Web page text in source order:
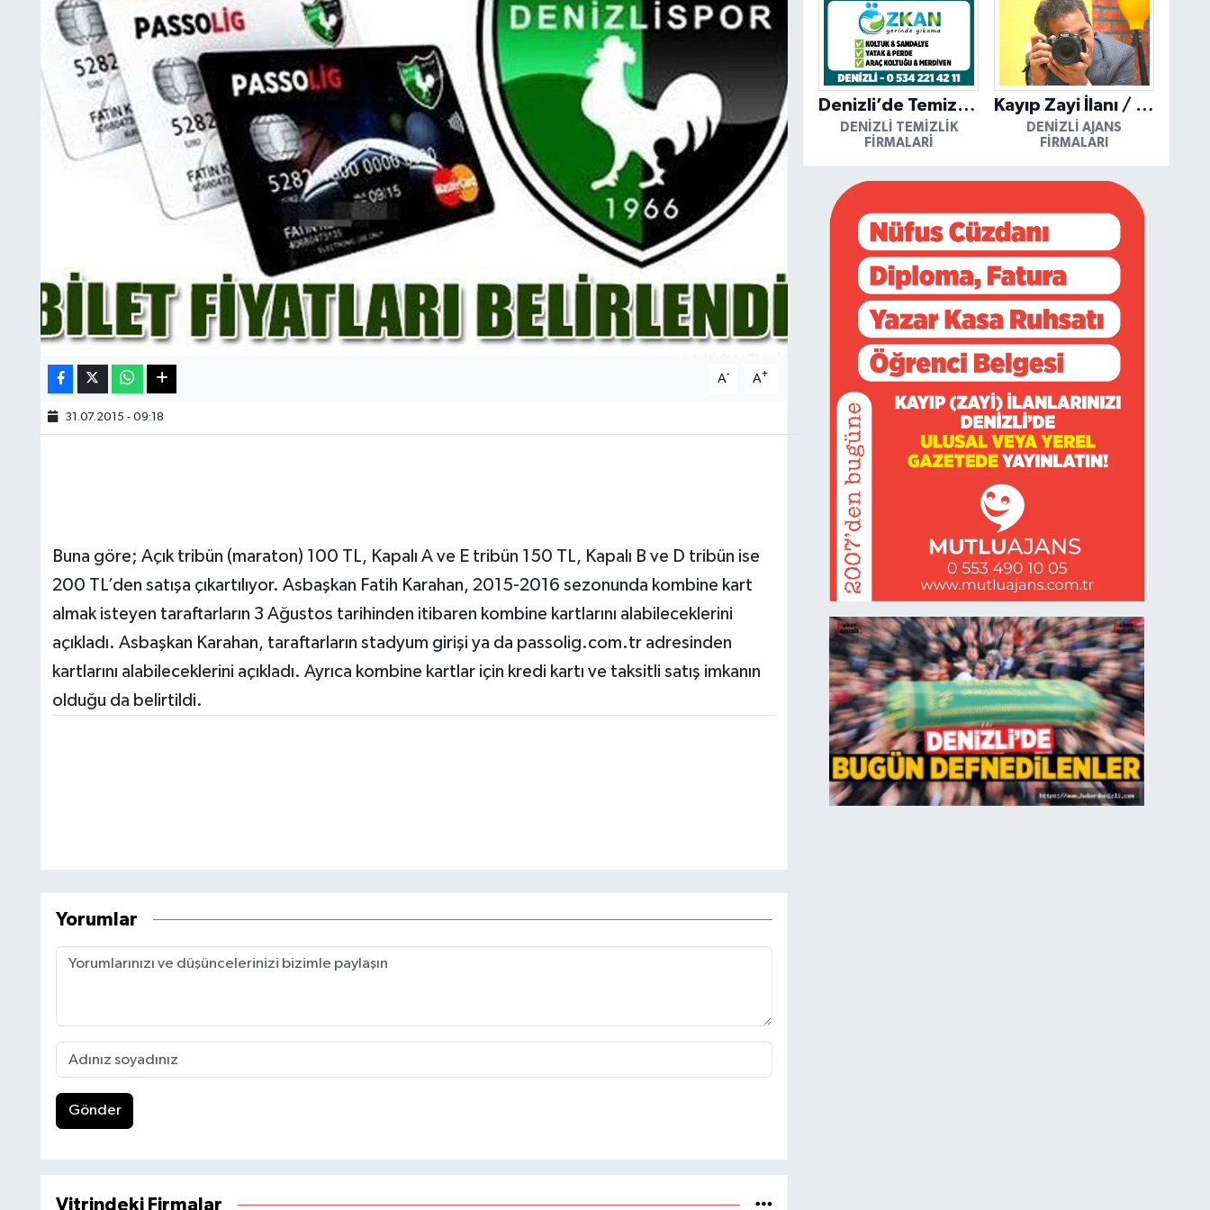
A- A+
31.07.2015 - 09:18
Buna göre; Açık tribün (maraton) 100 TL, Kapalı A ve E tribün 150 TL, Kapalı B ve D tribün ise
200 TL’den satışa çıkartılıyor. Asbaşkan Fatih Karahan, 2015-2016 sezonunda kombine kart
almak isteyen taraftarların 3 Ağustos tarihinden itibaren kombine kartlarını alabileceklerini
açıkladı. Asbaşkan Karahan, taraftarların stadyum girişi ya da passolig.com.tr adresinden
kartlarını alabileceklerini açıkladı. Ayrıca kombine kartlar için kredi kartı ve taksitli satış imkanın
olduğu da belirtildi.
Yorumlar
Gönder
Vitrindeki Firmalar
Denizli’de Temizliğin Güvenilir Adresi: Özkan Yerinde Yıkama
DENIZLI TEMIZLIK
FIRMALARI
Kayıp Zayi İlanı / Mutlu Ajans / Denizli
DENIZLI AJANS
FIRMALARI